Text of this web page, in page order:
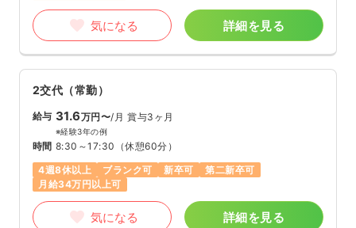
気になる 詳細を見る
2交代（常勤）
給与 31.6万円〜/月 賞与3ヶ月
※経験3年の例
時間 8:30～17:30 （休憩60分）
4週8休以上
ブランク可 新卒可
第二新卒可
月給34万円以上可
気になる 詳細を見る